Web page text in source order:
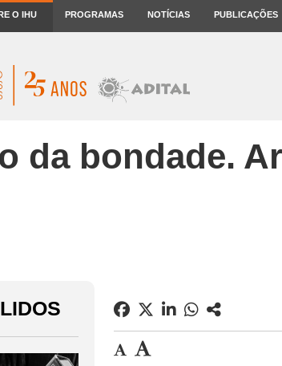
O IHU PROGRAMAS NOTÍCIAS PUBLICAÇÕES
da bondade.